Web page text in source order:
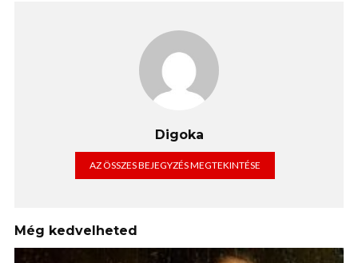
Digoka
AZ ÖSSZES BEJEGYZÉS MEGTEKINTÉSE
Még kedvelheted